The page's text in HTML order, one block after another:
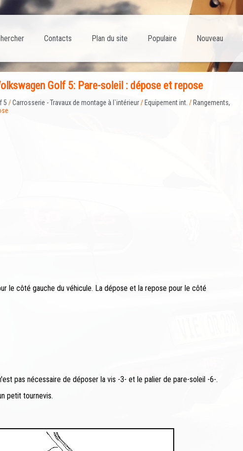
Nouveau
Populaire
Plan du site
Contacts
Golf 5: Pare-soleil : dépose et repose
5 /Carrosserie - Travaux de montage à l`intérieur/ Equipement int. / Rangements,
le côté gauche du véhicule. La dépose et la repose pour le côté
pas nécessaire de déposer la vis -3- et le palier de pare-soleil -6-.
petit tournevis.